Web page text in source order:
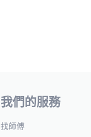
我們的服務
找師傅